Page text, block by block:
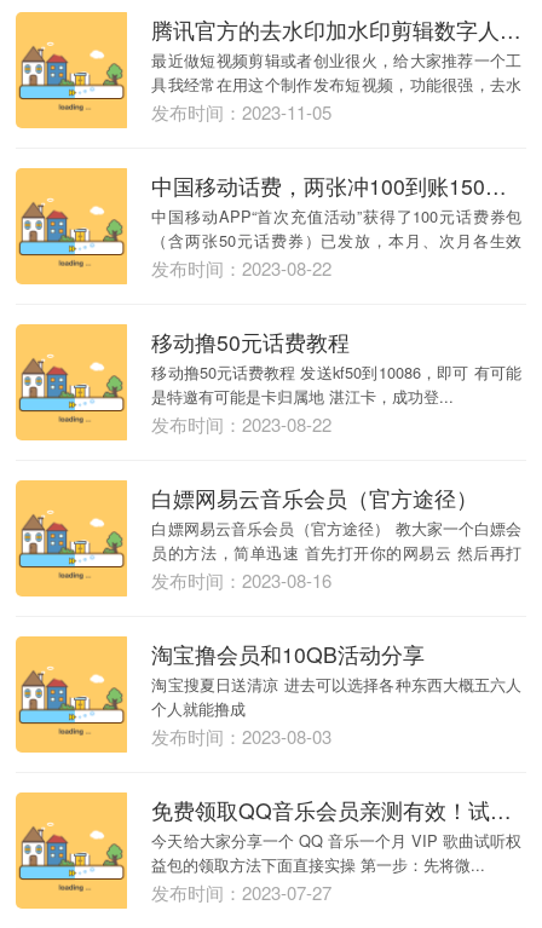
腾讯官方的去水印加水印剪辑数字人AI综合平台会员
最近做短视频剪辑或者创业很火，给大家推荐一个工
具我经常在用这个制作发布短视频，功能很强，去水
印、剪辑...
发布时间：2023-11-05
中国移动话费，两张冲100到账150优惠券
中国移动APP“首次充值活动”获得了100元话费券包
（含两张50元话费券）已发放，本月、次月各生效
一...
发布时间：2023-08-22
移动撸50元话费教程
移动撸50元话费教程 发送kf50到10086，即可 有可能
是特邀有可能是卡归属地 湛江卡，成功登...
发布时间：2023-08-22
白嫖网易云音乐会员（官方途径）
白嫖网易云音乐会员（官方途径） 教大家一个白嫖会
员的方法，简单迅速 首先打开你的网易云 然后再打
开随...
发布时间：2023-08-16
淘宝撸会员和10QB活动分享
淘宝搜夏日送清凉 进去可以选择各种东西大概五六人
个人就能撸成
发布时间：2023-08-03
免费领取QQ音乐会员亲测有效！试听权益包VIP歌曲试听权益包【截止8月31日】
今天给大家分享一个 QQ 音乐一个月 VIP 歌曲试听权
益包的领取方法下面直接实操 第一步：先将微...
发布时间：2023-07-27